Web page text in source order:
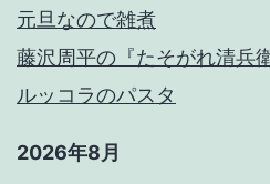
元旦なので雑煮
藤沢周平の『たそがれ清兵
ルッコラのパスタ
2026年8月